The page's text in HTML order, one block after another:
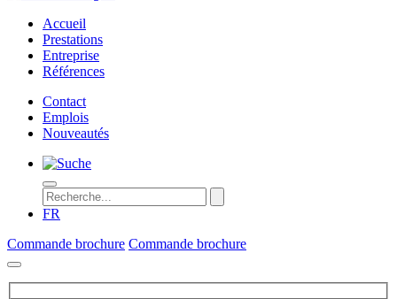
Accueil
Prestations
Entreprise
Références
Contact
Emplois
Nouveautés
FR
Commande brochure Commande brochure